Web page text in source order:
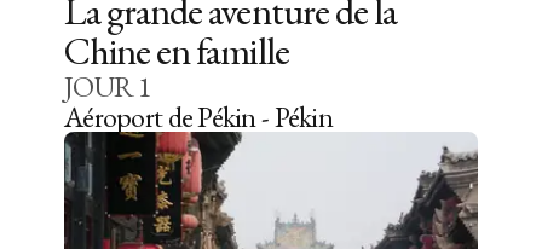
La grande aventure de la
Chine en famille
JOUR1
Aéroport de Pékin - Pékin